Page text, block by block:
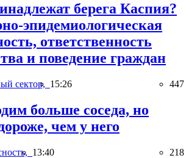
берега Каспия?
эпидемиологическая
ответственность
и поведение граждан
сектор, 15:26 447
больше соседа, но
чем у него
13:40 218